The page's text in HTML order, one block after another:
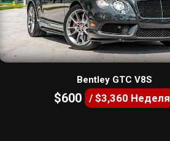
Bentley GTC V8S
$600 / $3,360 Неделя